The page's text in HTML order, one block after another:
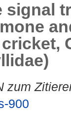
signal
zum
900